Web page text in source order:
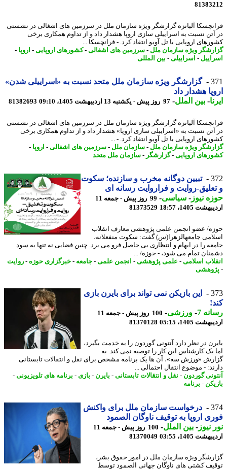
آلبانزه گزارشگر ویژه سازمان ملل در سرزمین های اشغالی در نشستی
نسبت به اسراییلی سازی اروپا هشدار داد و از تداوم همکاری برخی
اروپایی با تل آویو انتقاد کرد. - فرانچسکا ...
ویژه سازمان ملل -سرزمین های اشغالی-کشورهای اروپایی-اروپا -
-اسراییلی -بین المللی
گزارشگر ویژه سازمان ملل متحد نسبت به «اسراییلی شدن»
هشدار داد
-بین الملل-97 روز پیش - یکشنبه 13 اردیبهشت 1405، 09:10 81382693
آلبانزه گزارشگر ویژه سازمان ملل در سرزمین های اشغالی در نشستی
نسبت به «اسراییلی سازی اروپا» هشدار داد و از تداوم همکاری برخی
اروپایی با تل آویو انتقاد کرد. - ...
ویژه سازمان ملل -سازمان ملل -سرزمین های اشغالی-اروپا -
اروپایی-گزارشگر-سازمان ملل متحد
تبیین دوگانه مخرب و سازنده؛ سکوت
روایت و فراروایت رسانه ای
نیوز-سیاسی-
99 روز پیش - جمعه 11
1405، 18:57
81373529
عضو انجمن علمی پژوهشی معارف انقلاب
جامعهالزهرا(س) گفت: سکوت منفعلانه،
را در ابهام و انتظاری بی حاصل فرو می برد. چنین فضایی نه تنها به سود
تمام می شود، - حوزه/ ...
اسلامی-علمی پژوهشی-انجمن علمی-جامعه-خبرگزاری حوزه-روایت
این بازیکن نمی تواند برای بایرن بازی
7
-ورزشی-
100 روز پیش - جمعه 11
1405، 05:15
81370128
در نظر دارد آنتونی گوردون را به خدمت بگیرد،
یک کارشناس این کار را توصیه نمی کند. به
«ورزش سه»، آن ها یک برنامه مشخص برای نقل و انتقالات تابستانی
- موضوع انتقال احتمالی ...
گوردون -نقل و انتقالات تابستانی-بایرن- بازی - برنامه های تلویزیونی-
-برنامه
درخواست سازمان ملل برای واکنش
اروپا به توقیف ناوگان الصمود
نیوز-بین الملل-
100 روز پیش - جمعه 11
1405، 03:55
81370049
ویژه سازمان ملل در امور حقوق بشر،
کشتی های ناوگان جهانی الصمود توسط